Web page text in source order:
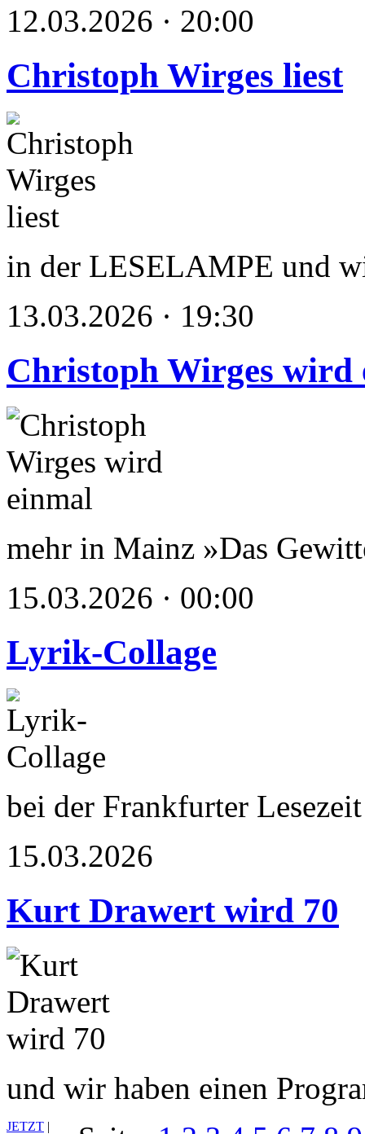
12.03.2026 · 20:00
Christoph Wirges liest
in der LESELAMPE und
13.03.2026 · 19:30
Christoph Wirges wird
mehr in Mainz »Das
15.03.2026 · 00:00
Lyrik-Collage
bei der Frankfurter Lesezeit
15.03.2026
Kurt Drawert wird 70
und wir haben einen
JETZT |